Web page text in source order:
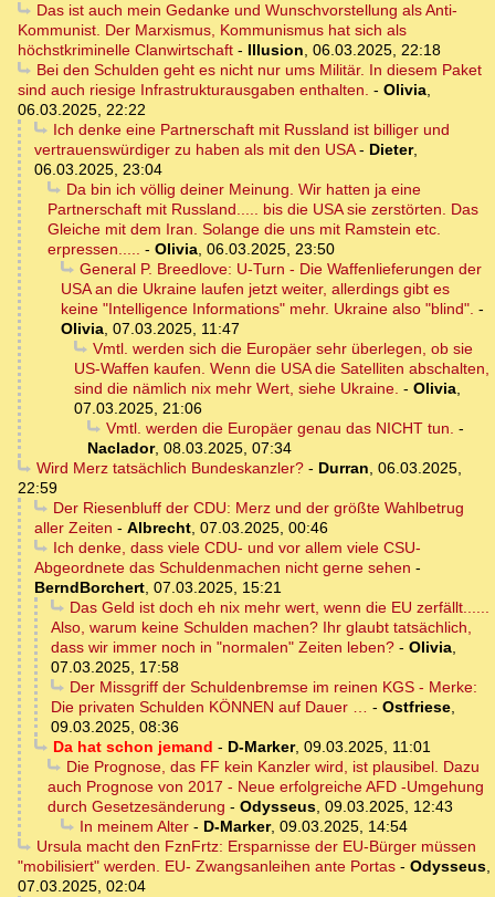
Das ist auch mein Gedanke und Wunschvorstellung als Anti-
Kommunist. Der Marxismus, Kommunismus hat sich als
höchstkriminelle Clanwirtschaft - Illusion, 06.03.2025, 22:18
Bei den Schulden geht es nicht nur ums Militär. In diesem Paket
sind auch riesige Infrastrukturausgaben enthalten. - Olivia,
06.03.2025, 22:22
Ich denke eine Partnerschaft mit Russland ist billiger und
vertrauenswürdiger zu haben als mit den USA- Dieter,
06.03.2025, 23:04
Da bin ich völlig deiner Meinung. Wir hatten ja eine
Partnerschaft mit Russland..... bis die USA sie zerstörten. Das
Gleiche mit dem Iran. Solange die uns mit Ramstein etc.
erpressen..... - Olivia, 06.03.2025, 23:50
General P. Breedlove: U-Turn - Die Waffenlieferungen der
USA an die Ukraine laufen jetzt weiter, allerdings gibt es
keine "Intelligence Informations" mehr. Ukraine also "blind". -
Olivia, 07.03.2025, 11:47
Vmtl. werden sich die Europäer sehr überlegen, ob sie
US-Waffen kaufen. Wenn die USA die Satelliten abschalten,
sind die nämlich nix mehr Wert, siehe Ukraine. - Olivia,
07.03.2025, 21:06
Vmtl. werden die Europäer genau das NICHT tun. -
Naclador, 08.03.2025, 07:34
Wird Merz tatsächlich Bundeskanzler?- Durran, 06.03.2025,
22:59
Der Riesenbluff der CDU: Merz und der größte Wahlbetrug
aller Zeiten - Albrecht, 07.03.2025, 00:46
Ich denke, dass viele CDU- und vor allem viele CSU-
Abgeordnete das Schuldenmachen nicht gerne sehen -
BerndBorchert, 07.03.2025, 15:21
Das Geld ist doch eh nix mehr wert, wenn die EU zerfällt......
Also, warum keine Schulden machen? Ihr glaubt tatsächlich,
dass wir immer noch in "normalen" Zeiten leben? - Olivia,
07.03.2025, 17:58
Der Missgriff der Schuldenbremse im reinen KGS - Merke:
Die privaten Schulden KÖNNEN auf Dauer … - Ostfriese,
09.03.2025, 08:36
Da hat schon jemand - D-Marker, 09.03.2025, 11:01
Die Prognose, das FF kein Kanzler wird, ist plausibel. Dazu
auch Prognose von 2017 - Neue erfolgreiche AFD -Umgehung
durch Gesetzesänderung - Odysseus, 09.03.2025, 12:43
In meinem Alter- D-Marker, 09.03.2025, 14:54
Ursula macht den FznFrtz: Ersparnisse der EU-Bürger müssen
"mobilisiert" werden. EU- Zwangsanleihen ante Portas - Odysseus,
07.03.2025, 02:04